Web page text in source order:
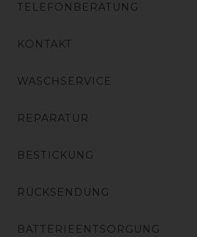
TELEFONBERATUNG
KONTAKT
WASCHSERVICE
REPARATUR
BESTICKUNG
RÜCKSENDUNG
BATTERIEENTSORGUNG